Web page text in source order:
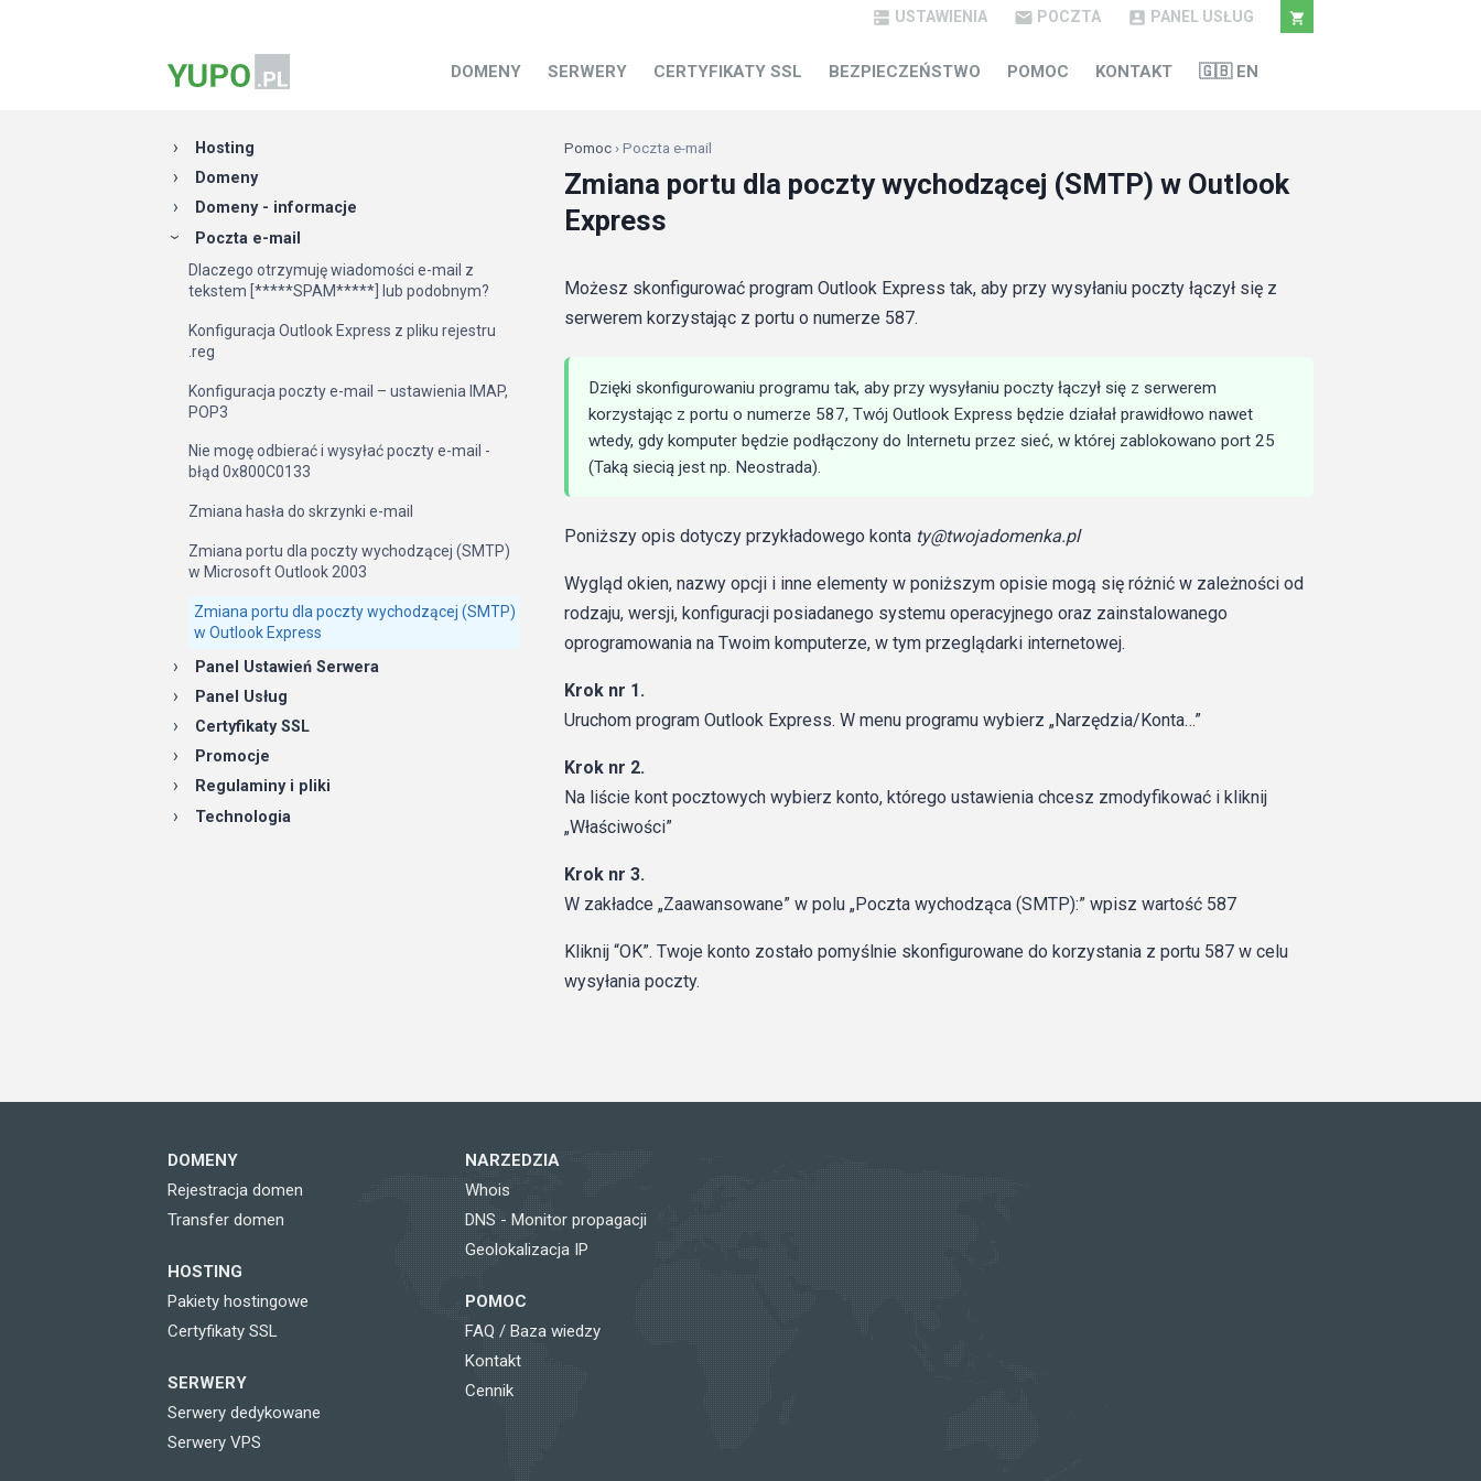
 USTAWIENIA  POCZTA  PANEL USŁUG 
DOMENY SERWERY CERTYFIKATY SSL BEZPIECZEŃSTWO POMOC KONTAKT 🇬🇧 EN
POMOC
Hosting
Domeny
Domeny - informacje
Poczta e-mail
Dlaczego otrzymuję wiadomości e-mail z
tekstem [*****SPAM*****] lub podobnym?
Konfiguracja Outlook Express z pliku rejestru
.reg
Konfiguracja poczty e-mail – ustawienia IMAP,
POP3
Nie mogę odbierać i wysyłać poczty e-mail -
błąd 0x800C0133
Zmiana hasła do skrzynki e-mail
Zmiana portu dla poczty wychodzącej (SMTP)
w Microsoft Outlook 2003
Zmiana portu dla poczty wychodzącej (SMTP)
w Outlook Express
Panel Ustawień Serwera
Panel Usług
Certyfikaty SSL
Promocje
Regulaminy i pliki
Technologia
Pomoc› Poczta e-mail
Zmiana portu dla poczty wychodzącej (SMTP) w Outlook
Express
Możesz skonfigurować program Outlook Express tak, aby przy wysyłaniu poczty łączył się z
serwerem korzystając z portu o numerze 587.
Dzięki skonfigurowaniu programu tak, aby przy wysyłaniu poczty łączył się z serwerem
korzystając z portu o numerze 587, Twój Outlook Express będzie działał prawidłowo nawet
wtedy, gdy komputer będzie podłączony do Internetu przez sieć, w której zablokowano port 25
(Taką siecią jest np. Neostrada).
Poniższy opis dotyczy przykładowego konta ty@twojadomenka.pl
Wygląd okien, nazwy opcji i inne elementy w poniższym opisie mogą się różnić w zależności od
rodzaju, wersji, konfiguracji posiadanego systemu operacyjnego oraz zainstalowanego
oprogramowania na Twoim komputerze, w tym przeglądarki internetowej.
Krok nr 1.
Uruchom program Outlook Express. W menu programu wybierz „Narzędzia/Konta…”
Krok nr 2.
Na liście kont pocztowych wybierz konto, którego ustawienia chcesz zmodyfikować i kliknij
„Właściwości”
Krok nr 3.
W zakładce „Zaawansowane” w polu „Poczta wychodząca (SMTP):” wpisz wartość 587
Kliknij “OK”. Twoje konto zostało pomyślnie skonfigurowane do korzystania z portu 587 w celu
wysyłania poczty.
DOMENY
Rejestracja domen
Transfer domen
HOSTING
Pakiety hostingowe
Certyfikaty SSL
SERWERY
Serwery dedykowane
Serwery VPS
NARZEDZIA
Whois
DNS - Monitor propagacji
Geolokalizacja IP
POMOC
FAQ / Baza wiedzy
Kontakt
Cennik